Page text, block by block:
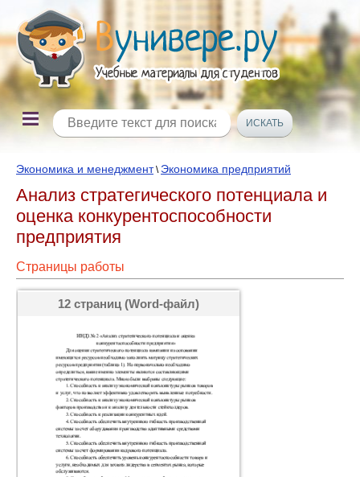
Экономика и менеджмент\ Экономика предприятий
Анализ стратегического потенциала и
оценка конкурентоспособности
предприятия
Страницы работы
12 страниц (Word-файл)